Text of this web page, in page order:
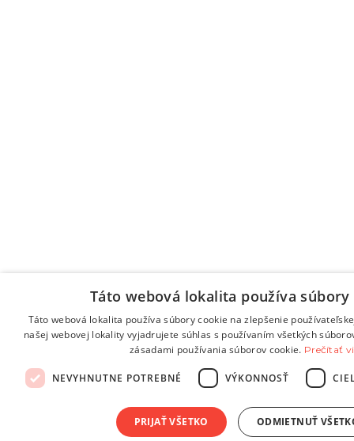
Táto webová lokalita používa súbory
Táto webová lokalita používa súbory cookie na zlepšenie
našej webovej lokality vyjadrujete súhlas s používaním všetkých
zásadami používania súborov cookie. Prečítať
NEVYHNUTNE POTREBNÉ VÝKONNOSŤ
PRIJAŤ VŠETKO ODMIETNUŤ